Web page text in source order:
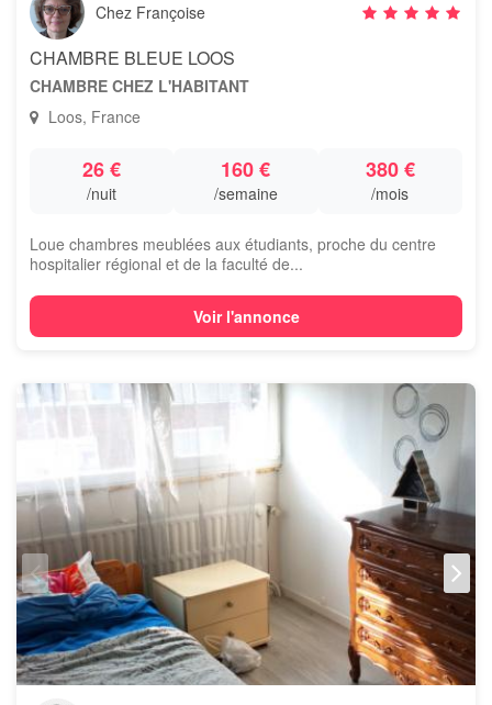
Chez Françoise
CHAMBRE BLEUE LOOS
CHAMBRE CHEZ L'HABITANT
Loos, France
26 €
/nuit
160 €
/semaine
380 €
/mois
Loue chambres meublées aux étudiants, proche du centre
hospitalier régional et de la faculté de...
Voir l'annonce